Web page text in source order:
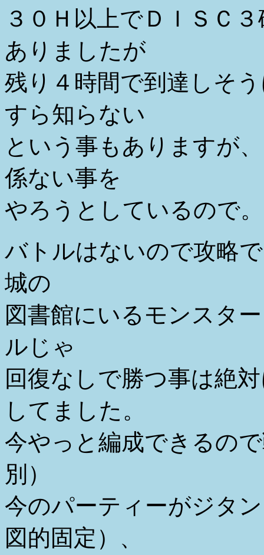
３０Ｈ以上でＤＩＳＣ
ありましたが
残り４時間で到達しそ
すら知らない
という事もありますが
係ない事を
やろうとしているので。
バトルはないので攻略
城の
図書館にいるモンスタ
ルじゃ
回復なしで勝つ事は絶
してました。
今やっと編成できるの
別）
今のパーティーがジタ
図的固定）、